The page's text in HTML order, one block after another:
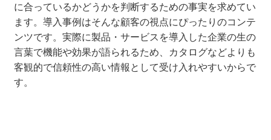
に合っているかどうかを判断するための事実を求めてい
ます。導入事例はそんな顧客の視点にぴったりのコンテ
ンツです。実際に製品・サービスを導入した企業の生の
言葉で機能や効果が語られるため、カタログなどよりも
客観的で信頼性の高い情報として受け入れやすいからで
す。